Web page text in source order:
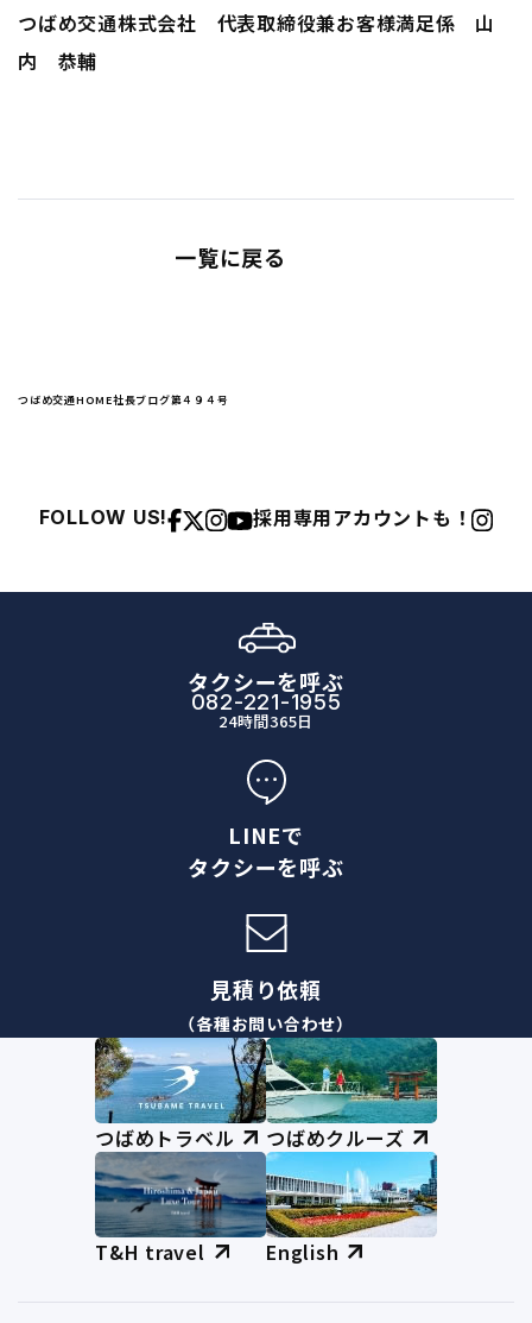
つばめ交通株式会社 代表取締役兼お客様満足係 山
内 恭輔
一覧に戻る
つばめ交通HOME社長ブログ第４９４号
FOLLOW US! 採用専用アカウントも！
タクシーを呼ぶ
082-221-1955
24時間365日
LINEで
タクシーを呼ぶ
見積り依頼
（各種お問い合わせ）
つばめトラベル つばめクルーズ
T&H travel English